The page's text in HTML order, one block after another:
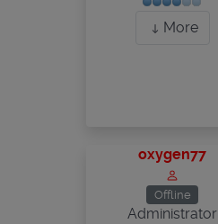
More
oxygen77
Offline
Administrator